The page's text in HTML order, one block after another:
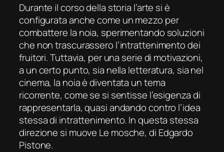
Durante il corso della storia l’arte si è
configurata anche come un mezzo per
combattere la noia, sperimentando soluzioni
che non trascurassero l’intrattenimento dei
fruitori. Tuttavia, per una serie di motivazioni,
a un certo punto, sia nella letteratura, sia nel
cinema, la noia è diventata un tema
ricorrente, come se si sentisse l’esigenza di
rappresentarla, quasi andando contro l’idea
stessa di intrattenimento. In questa stessa
direzione si muove Le mosche, di Edgardo
Pistone.